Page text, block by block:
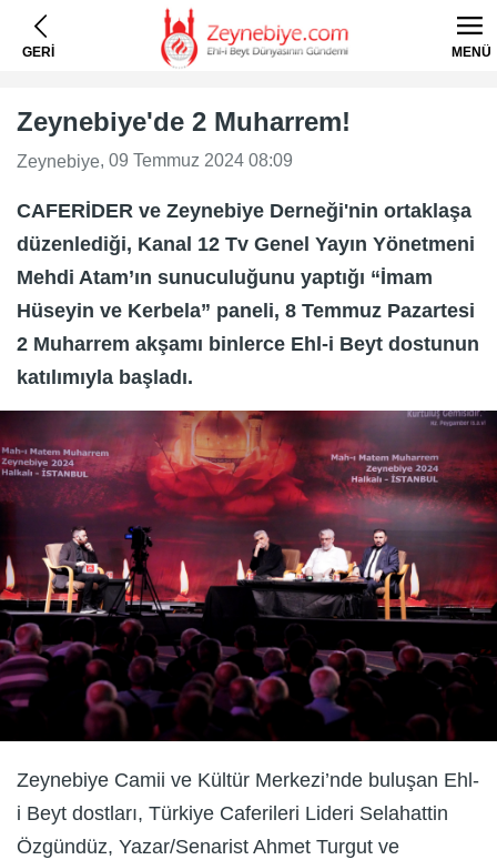
GERİ MENÜ
Zeynebiye'de 2 Muharrem!
Zeynebiye, 09 Temmuz 2024 08:09
CAFERİDER ve Zeynebiye Derneği'nin ortaklaşa
düzenlediği, Kanal 12 Tv Genel Yayın Yönetmeni
Mehdi Atam’ın sunuculuğunu yaptığı “İmam
Hüseyin ve Kerbela” paneli, 8 Temmuz Pazartesi
2 Muharrem akşamı binlerce Ehl-i Beyt dostunun
katılımıyla başladı.
Zeynebiye Camii ve Kültür Merkezi’nde buluşan Ehl-
i Beyt dostları, Türkiye Caferileri Lideri Selahattin
Özgündüz, Yazar/Senarist Ahmet Turgut ve